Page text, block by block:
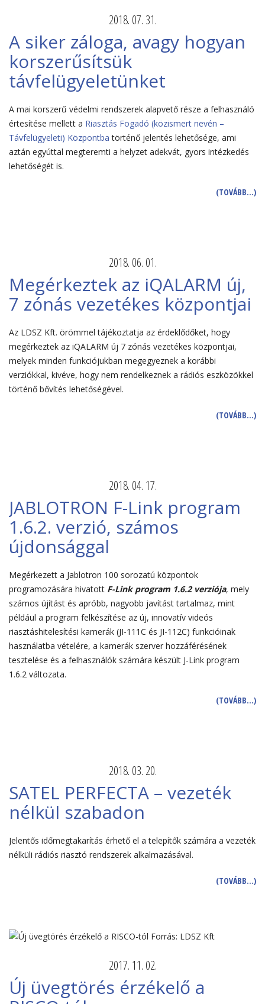
2018. 07. 31.
A siker záloga, avagy hogyan
korszerűsítsük
távfelügyeletünket
A mai korszerű védelmi rendszerek alapvető része a felhasználó
értesítése mellett a Riasztás Fogadó (közismert nevén –
Távfelügyeleti) Központba történő jelentés lehetősége, ami
aztán egyúttal megteremti a helyzet adekvát, gyors intézkedés
lehetőségét is.
(TOVÁBB…)
2018. 06. 01.
Megérkeztek az iQALARM új,
7 zónás vezetékes központjai
Az LDSZ Kft. örömmel tájékoztatja az érdeklődőket, hogy
megérkeztek az iQALARM új 7 zónás vezetékes központjai,
melyek minden funkciójukban megegyeznek a korábbi
verziókkal, kivéve, hogy nem rendelkeznek a rádiós eszközökkel
történő bővítés lehetőségével.
(TOVÁBB…)
2018. 04. 17.
JABLOTRON F-Link program
1.6.2. verzió, számos
újdonsággal
Megérkezett a Jablotron 100 sorozatú központok
programozására hivatott F-Link program 1.6.2 verziója, mely
számos újítást és apróbb, nagyobb javítást tartalmaz, mint
például a program felkészítése az új, innovatív videós
riasztáshitelesítési kamerák (JI-111C és JI-112C) funkcióinak
használatba vételére, a kamerák szerver hozzáférésének
tesztelése és a felhasználók számára készült J-Link program
1.6.2 változata.
(TOVÁBB…)
2018. 03. 20.
SATEL PERFECTA – vezeték
nélkül szabadon
Jelentős időmegtakarítás érhető el a telepítők számára a vezeték
nélküli rádiós riasztó rendszerek alkalmazásával.
(TOVÁBB…)
2017. 11. 02.
Új üvegtörés érzékelő a